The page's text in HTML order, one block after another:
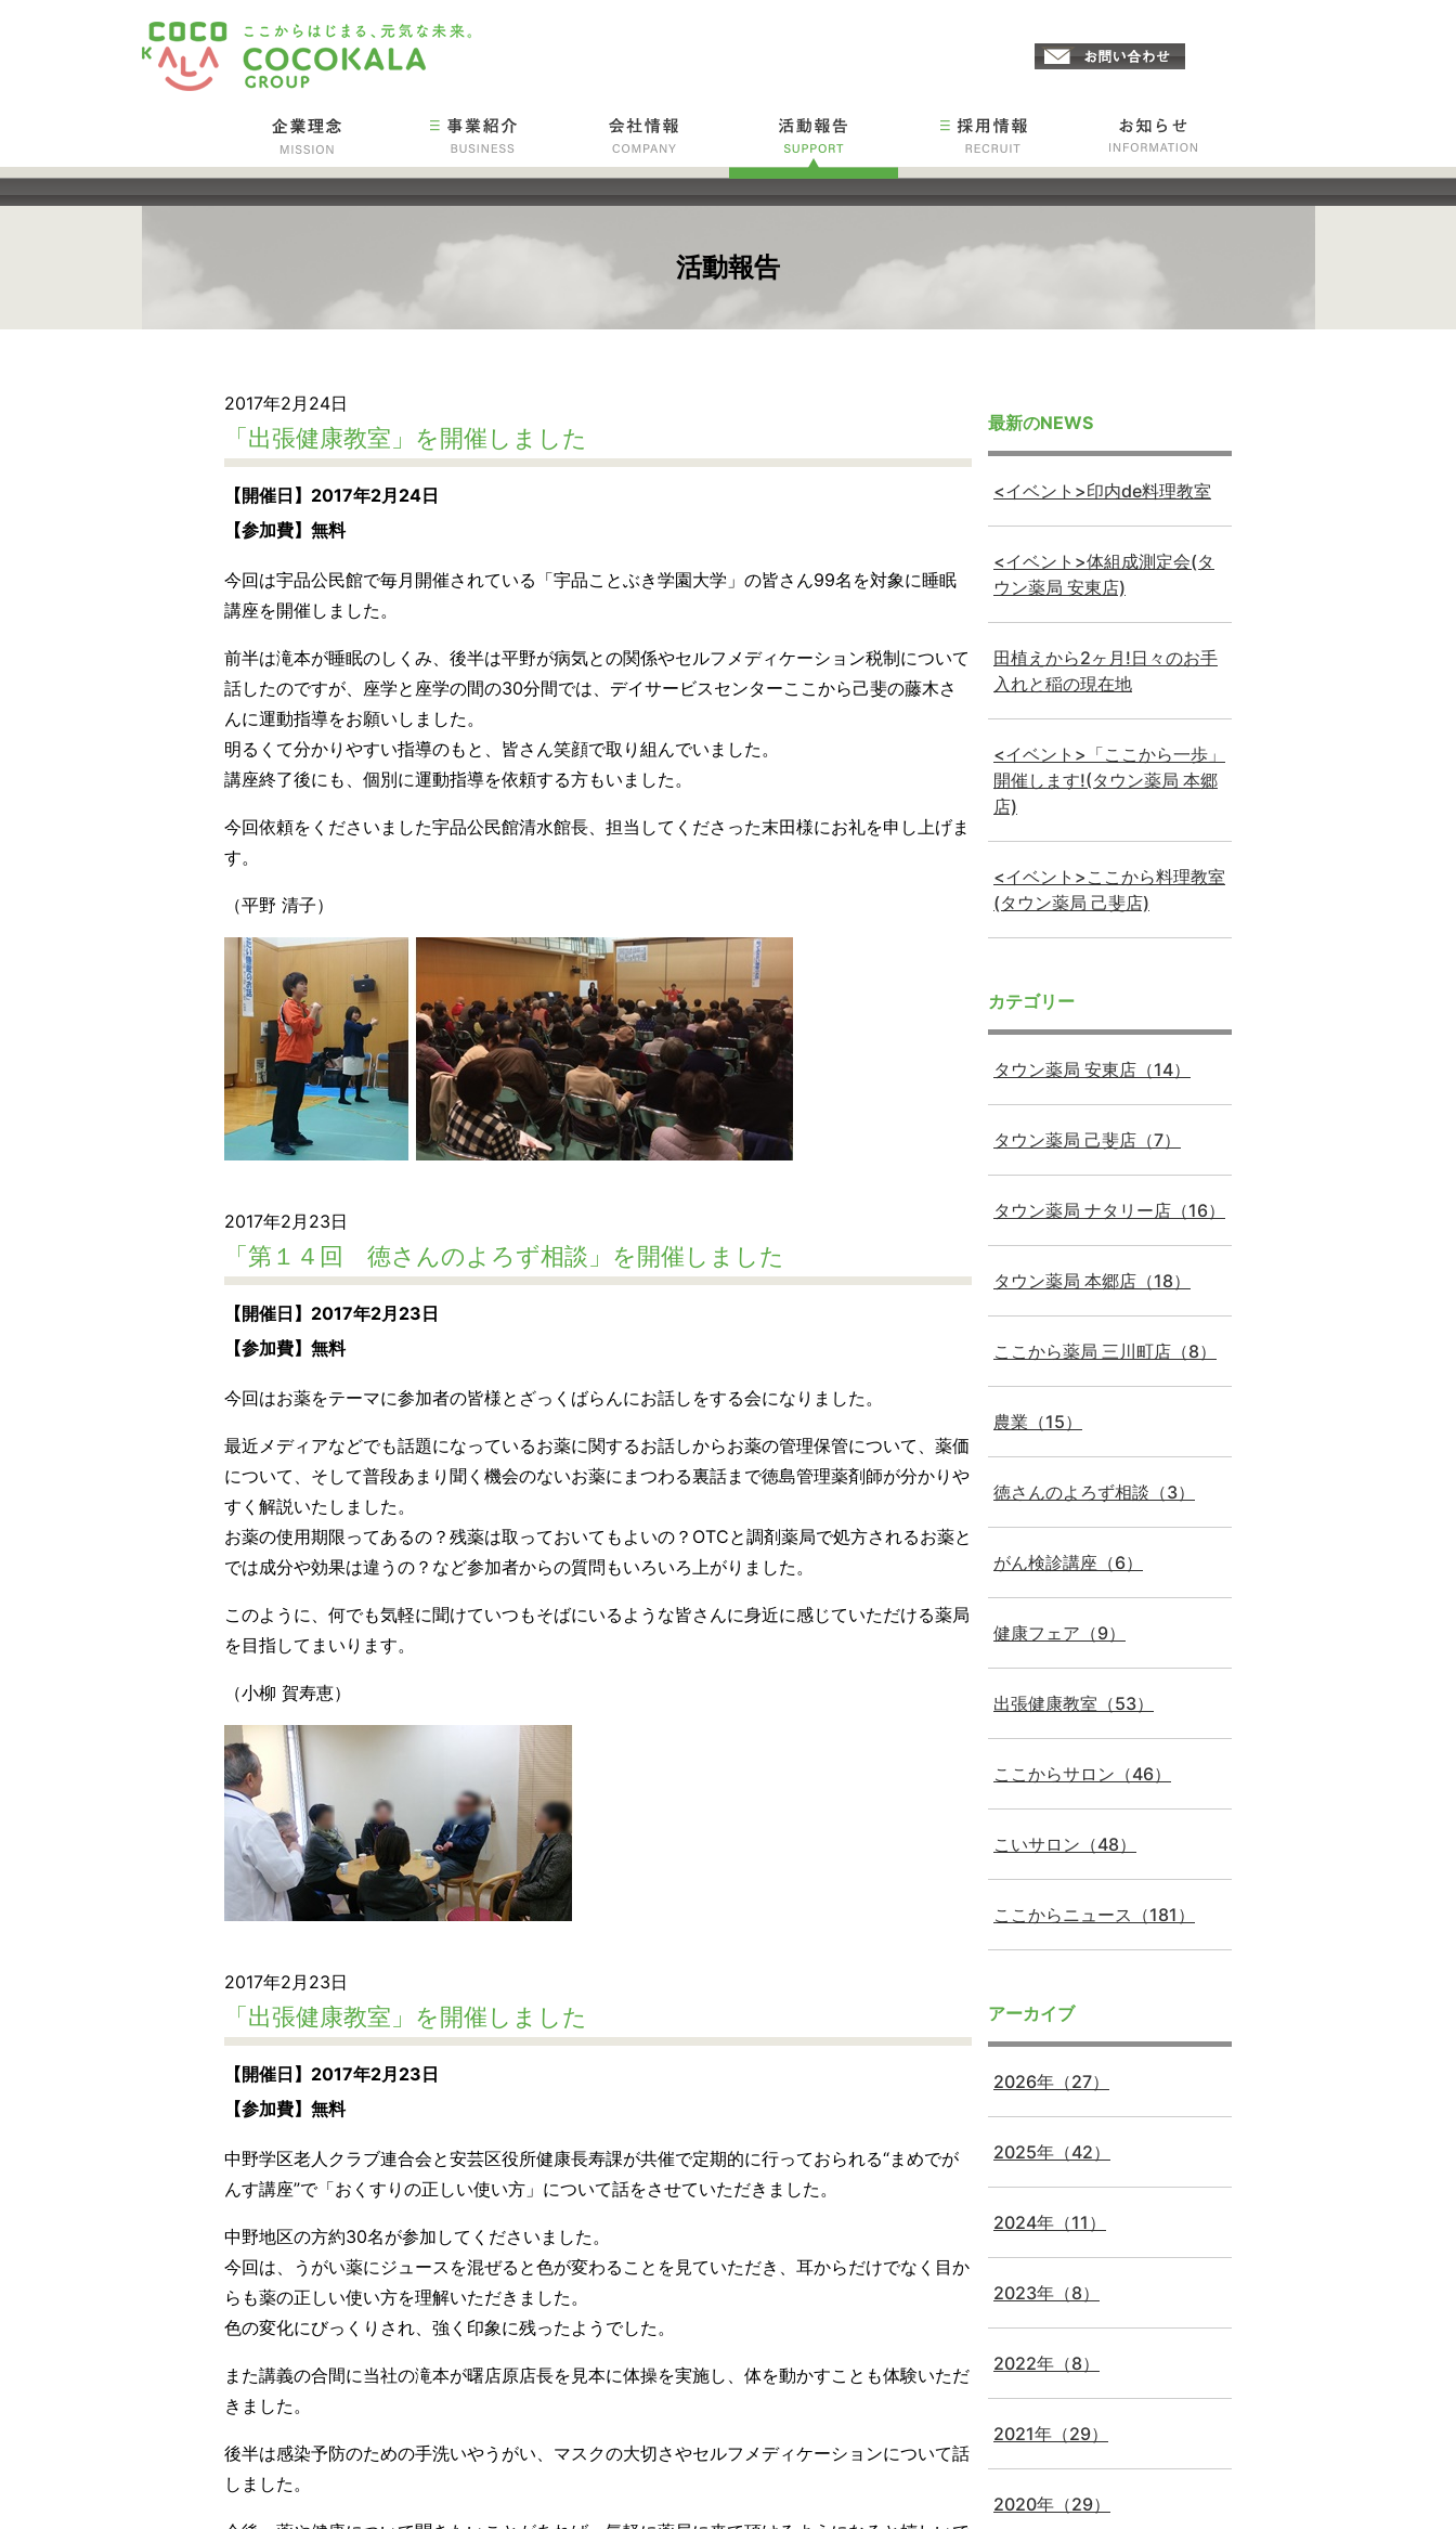
活動報告
2017年2月24日
「出張健康教室」を開催しました
【開催日】2017年2月24日
【参加費】無料
今回は宇品公民館で毎月開催されている「宇品ことぶき学園大学」の皆さん99名を対象に睡眠
講座を開催しました。
前半は滝本が睡眠のしくみ、後半は平野が病気との関係やセルフメディケーション税制について
話したのですが、座学と座学の間の30分間では、デイサービスセンターここから己斐の藤木さ
んに運動指導をお願いしました。
明るくて分かりやすい指導のもと、皆さん笑顔で取り組んでいました。
講座終了後にも、個別に運動指導を依頼する方もいました。
今回依頼をくださいました宇品公民館清水館長、担当してくださった末田様にお礼を申し上げま
す。
（平野 清子）
2017年2月23日
「第１４回 徳さんのよろず相談」を開催しました
【開催日】2017年2月23日
【参加費】無料
今回はお薬をテーマに参加者の皆様とざっくばらんにお話しをする会になりました。
最近メディアなどでも話題になっているお薬に関するお話しからお薬の管理保管について、薬価
について、そして普段あまり聞く機会のないお薬にまつわる裏話まで徳島管理薬剤師が分かりや
すく解説いたしました。
お薬の使用期限ってあるの？残薬は取っておいてもよいの？OTCと調剤薬局で処方されるお薬と
では成分や効果は違うの？など参加者からの質問もいろいろ上がりました。
このように、何でも気軽に聞けていつもそばにいるような皆さんに身近に感じていただける薬局
を目指してまいります。
（小柳 賀寿恵）
2017年2月23日
「出張健康教室」を開催しました
【開催日】2017年2月23日
【参加費】無料
中野学区老人クラブ連合会と安芸区役所健康長寿課が共催で定期的に行っておられる“まめでが
んす講座”で「おくすりの正しい使い方」について話をさせていただきました。
中野地区の方約30名が参加してくださいました。
今回は、うがい薬にジュースを混ぜると色が変わることを見ていただき、耳からだけでなく目か
らも薬の正しい使い方を理解いただきました。
色の変化にびっくりされ、強く印象に残ったようでした。
また講義の合間に当社の滝本が曙店原店長を見本に体操を実施し、体を動かすことも体験いただ
きました。
後半は感染予防のための手洗いやうがい、マスクの大切さやセルフメディケーションについて話
しました。
最新のNEWS
<イベント>印内de料理教室
<イベント>体組成測定会(タ
ウン薬局 安東店)
田植えから2ヶ月!日々のお手
入れと稲の現在地
<イベント>「ここから一歩」
開催します!(タウン薬局 本郷
店)
<イベント>ここから料理教室
(タウン薬局 己斐店)
カテゴリー
タウン薬局 安東店（14）
タウン薬局 己斐店（7）
タウン薬局 ナタリー店（16）
タウン薬局 本郷店（18）
ここから薬局 三川町店（8）
農業（15）
徳さんのよろず相談（3）
がん検診講座（6）
健康フェア（9）
出張健康教室（53）
ここからサロン（46）
こいサロン（48）
ここからニュース（181）
アーカイブ
2026年（27）
2025年（42）
2024年（11）
2023年（8）
2022年（8）
2021年（29）
2020年（29）